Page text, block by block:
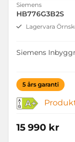
Siemens
HB776G3B2S
Lagervara
Siemens
5 års garanti
A+
15 990 kr